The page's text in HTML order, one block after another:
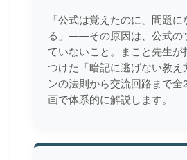
「公式は覚えたのに、問題
る」——その原因は、公式の"
ていないこと。まこと先生が
つけた「暗記に逃げない教え
ンの法則から交流回路まで全
画で体系的に解説します。